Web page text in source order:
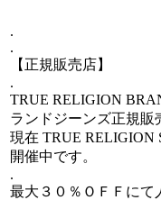
.
.
【正規販売店】
.
TRUE RELIGION
ランドジーンズ正規販
現在 TRUE RELIGION
開催中です。
.
最大３０％ＯＦＦにて